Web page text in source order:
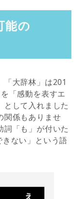
能の
「大辞林」は201
「感動を表すエ
として入れました
関係もありませ
詞「も」が付いた
ない」という語